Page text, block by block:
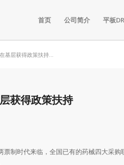
首页 公司简介 平板DR
基层获得政策扶持...
获得政策扶持
制时代来临，全国已有的药械四大采